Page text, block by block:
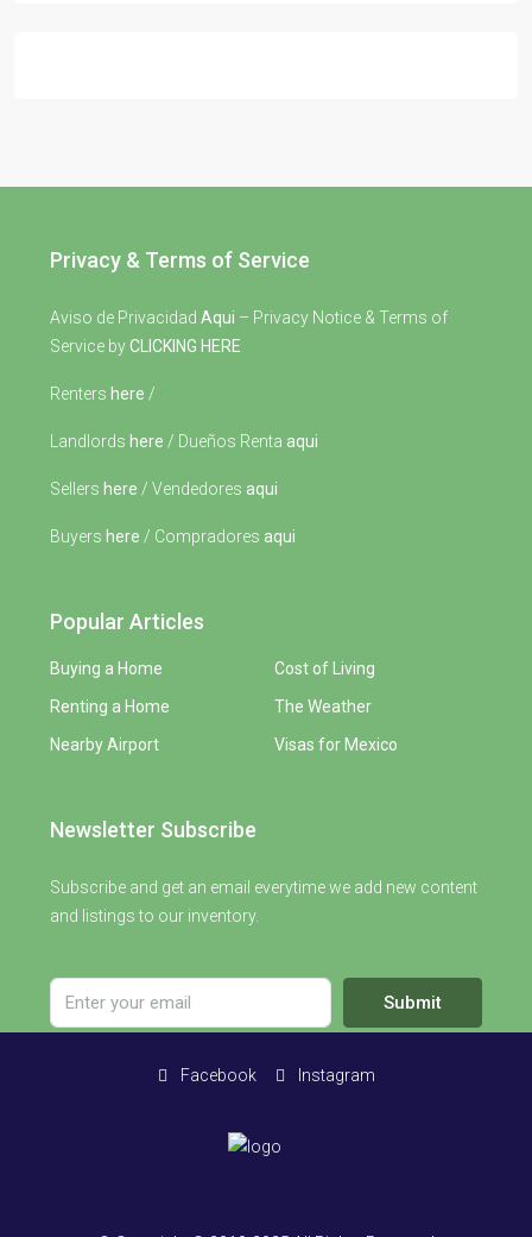
Privacy & Terms of Service
Aviso de Privacidad Aqui – Privacy Notice & Terms of
Service byCLICKING HERE
Renters here /
Landlords here / Dueños Renta aqui
Sellers here / Vendedores aqui
Buyers here / Compradores aqui
Popular Articles
Buying a Home
Renting a Home
Nearby Airport
Cost of Living
The Weather
Visas for Mexico
Newsletter Subscribe
Subscribe and get an email everytime we add new content
and listings to our inventory.
Submit
Facebook Instagram